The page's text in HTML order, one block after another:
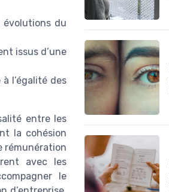
évolutions du
issus d’une
l’égalité des
entre les
la cohésion
rémunération
avec les
le